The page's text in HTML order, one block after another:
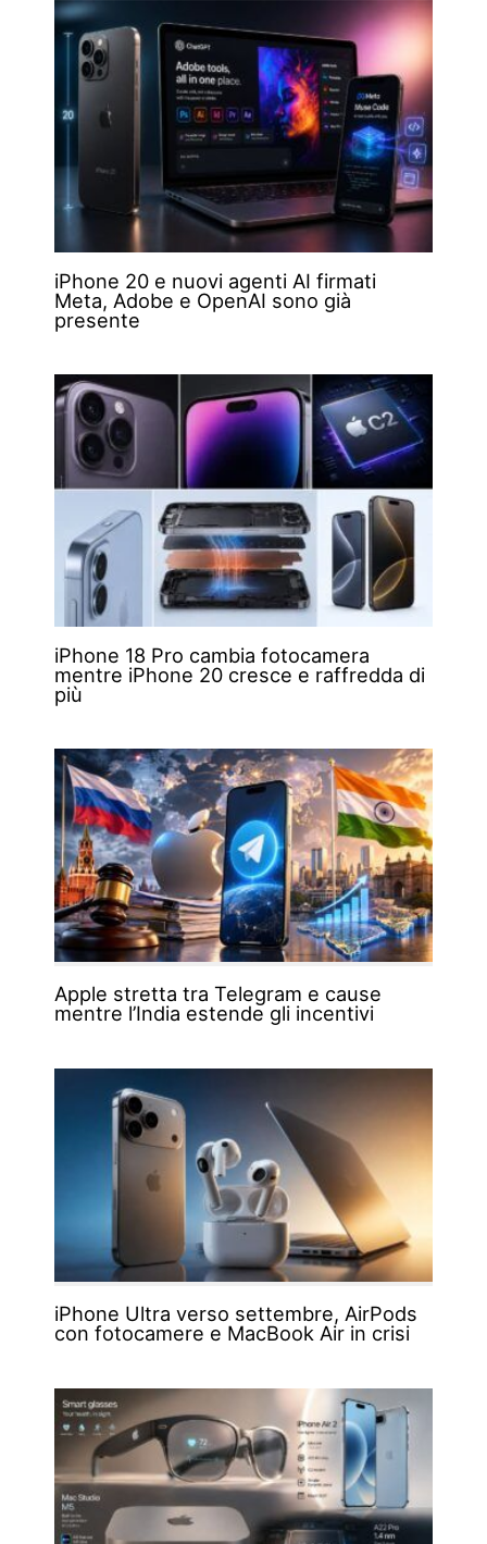
iPhone 20 e nuovi agenti AI firmati
Meta, Adobe e OpenAI sono già
presente
iPhone 18 Pro cambia fotocamera
mentre iPhone 20 cresce e raffredda di
più
Apple stretta tra Telegram e cause
mentre l’India estende gli incentivi
iPhone Ultra verso settembre, AirPods
con fotocamere e MacBook Air in crisi